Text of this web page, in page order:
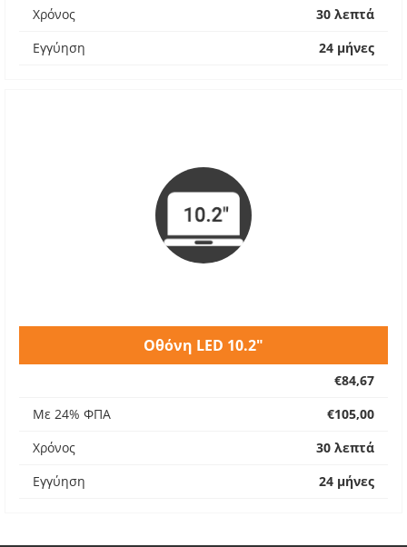
Χρόνος
30 λεπτά
Εγγύηση
24 μήνες
Οθόνη LED 10.2"
€84,67
Με 24% ΦΠΑ
€105,00
Χρόνος
30 λεπτά
Εγγύηση
24 μήνες